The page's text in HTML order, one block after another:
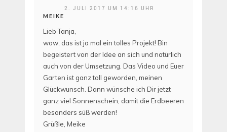
MEIKE
2. JULI 2017 UM 14:16 UHR
Lieb Tanja,
wow, das ist ja mal ein tolles Projekt! Bin
begeistert von der Idee an sich und natürlich
auch von der Umsetzung. Das Video und Euer
Garten ist ganz toll geworden, meinen
Glückwunsch. Dann wünsche ich Dir jetzt
ganz viel Sonnenschein, damit die Erdbeeren
besonders süß werden!
Grüßle, Meike